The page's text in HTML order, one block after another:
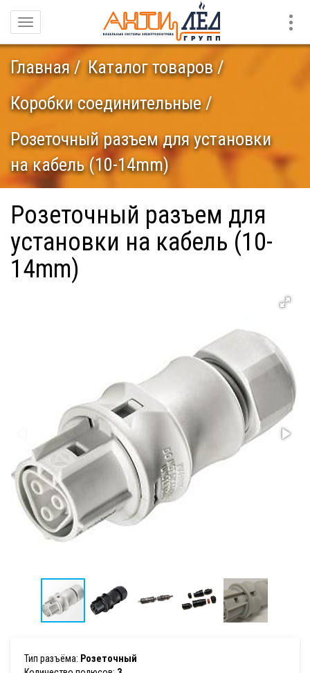
Навигация
Главная
Каталог товаров
Коробки соединительные
Розеточный разъем для установки
на кабель (10-14mm)
Розеточный разъем для
установки на кабель (10-
14mm)
Тип разъёма: Розеточный